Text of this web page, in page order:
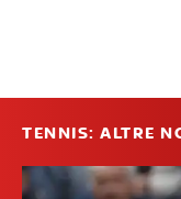
TENNIS: ALTRE